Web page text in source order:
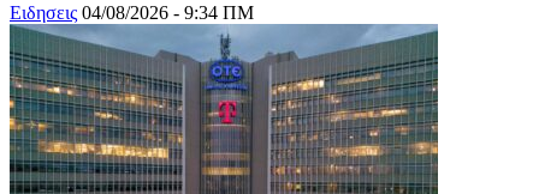
Ειδησεις 04/08/2026 - 9:34 ΠΜ